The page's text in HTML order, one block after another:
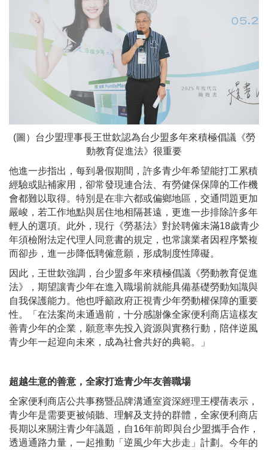
(圖）台少盟理事長王世欽認為台少盟多年來積極倡議《勞
動教育促進法》很重要
他進一步指出，每到暑假期間，許多青少年希望能打工累積
經驗或貼補家用，卻常發現連合法、有勞健保保障的工作機
會都難以取得。特別是在非六都或偏鄉地區，交通問題更加
嚴峻，若工作地點與居住地相隔甚遠，更進一步排除許多年
輕人的選項。此外，現行《勞基法》對於聘僱未滿18歲青少
年須檢附法定代理人同意書的規定，也常讓業者因程序繁複
而卻步，進一步降低聘僱意願，形成制度性障礙。
因此，王世欽強調，台少盟多年來積極倡議《勞動教育促進
法》，期望讓青少年在進入職場前就能具備基礎勞動知識與
自我保護能力。他也呼籲政府正視青少年勞動權保障的重要
性。「在法案尚未通過前，十分感謝像全家便利商店這樣友
善青少年的企業，願意率先投入資源與實務行動，陪伴逆風
青少年一起迎向未來，成為社會共好的典範。」
超越生意的善意，全家打造青少年友善職場
全家便利商店公共事務暨品牌溝通室資深經理王櫻蒨表示，
青少年是需要更被傾聽、理解及支持的群體，全家便利商店
長期以來關注青少年議題，自16年前即與台少盟攜手合作，
透過通路力量，一起推動「逆風少年大步走」計劃。今年的